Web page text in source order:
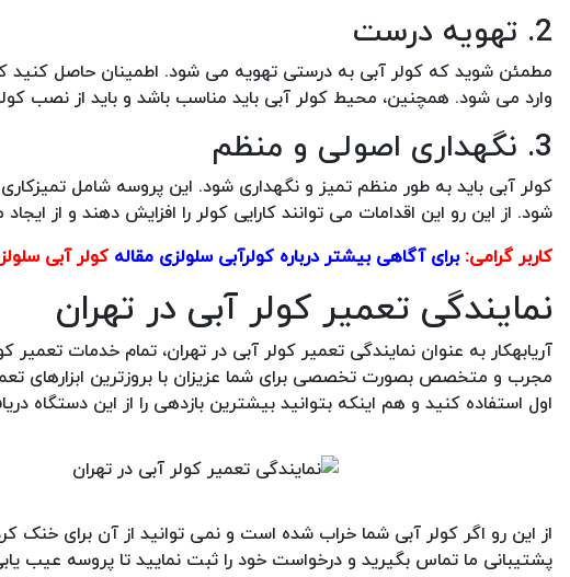
2. تهویه درست
مطمئن شوید که کولر آبی به درستی تهویه می شود. اطمینان حاصل
وارد می شود. همچنین، محیط کولر آبی باید مناسب باشد و باید از نصب
3. نگهداری اصولی و منظم
کولر آبی باید به طور منظم تمیز و نگهداری شود. این پروسه شامل
شود. از این رو این اقدامات می توانند کارایی کولر را افزایش دهند و از
کاربر گرامی:برای آگاهی بیشتر درباره کولرآبی سلولزی مقالهکولر آبی
نمایندگی تعمیر کولر آبی در تهران
آریابهکار به عنوان نمایندگی تعمیر کولر آبی در تهران، تمام خدمات
مجرب و متخصص بصورت تخصصی برای شما عزیزان با بروزترین ابزارهای
اول استفاده کنید و هم اینکه بتوانید بیشترین بازدهی را از این دستگاه
از این رو اگر کولر آبی شما خراب شده است و نمی توانید از آن برای خنک
پشتیبانی ما تماس بگیرید و درخواست خود را ثبت نمایید تا پروسه عیب